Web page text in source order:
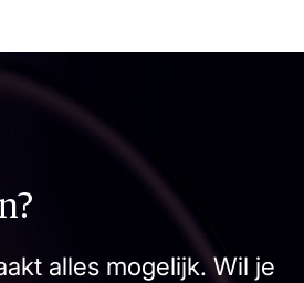
alles mogelijk. Wil je